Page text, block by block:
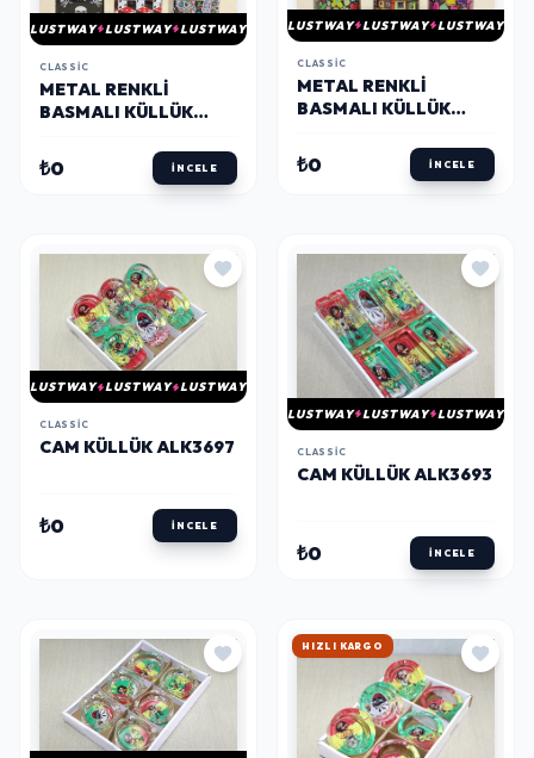
LUSTWAY LUSTWAY LUSTWAY
CLASSIC
METAL RENKLI
BASMALI KÜLLÜK
₺0 İNCELE
LUSTWAY LUSTWAY LUSTWAY
CLASSIC
METAL RENKLI
BASMALI KÜLLÜK
₺0 İNCELE
LUSTWAY LUSTWAY LUSTWAY
CLASSIC
CAM KÜLLÜK ALK3697
₺0 İNCELE
LUSTWAY LUSTWAY LUSTWAY
CLASSIC
CAM KÜLLÜK ALK3693
₺0 İNCELE
HIZLI KARGO